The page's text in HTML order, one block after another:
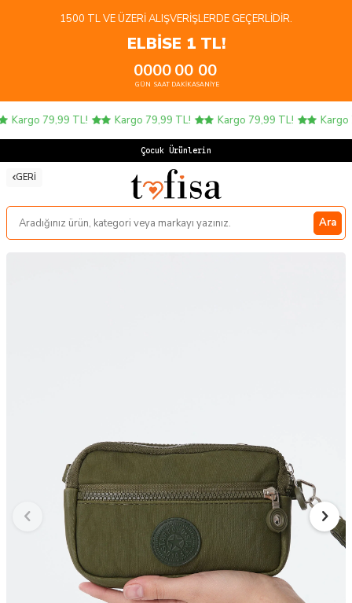
1500 TL VE ÜZERI ALIŞVERIŞLERDE GEÇERLIDIR.
ELBİSE 1 TL!
00
GÜN
00
SAAT
00
DAKIKA
00
SANIYE
Kargo 79,99 TL! Kargo 79,99 TL! Kargo 79,99 TL! Kargo
Çocuk Ürünlerinde
GERI
Ara